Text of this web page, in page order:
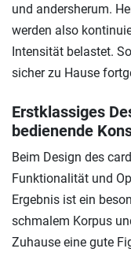
und andersherum.
werden also
Intensität belastet.
sicher zu Hause
Erstklassiges
bedienende
Beim Design des
Funktionalität und
Ergebnis ist ein
schmalem Korpus
Zuhause eine gute